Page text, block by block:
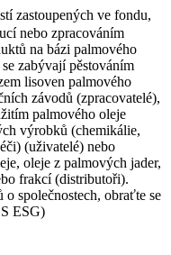
zastoupených ve fondu,
nebo zpracováním
na bázi palmového
zabývají pěstováním
lisoven palmového
závodů (zpracovatelé),
palmového oleje
výrobků (chemikálie,
(uživatelé) nebo
oleje z palmových jader,
frakcí (distributoři).
o společnostech, obraťte se
ESG)